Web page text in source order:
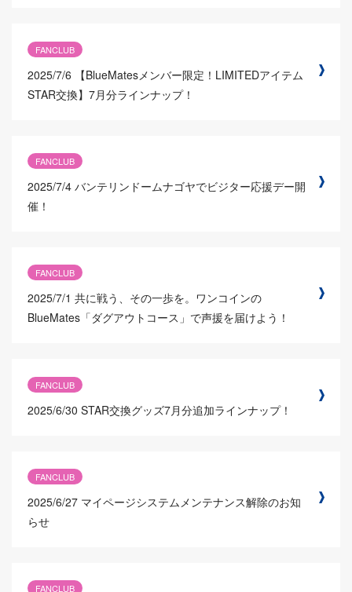
FANCLUB
2025/7/6
【BlueMatesメンバー限定！LIMITEDアイテム
STAR交換】7月分ラインナップ！
FANCLUB
2025/7/4 バンテリンドームナゴヤでビジター応援デー開
催！
FANCLUB
2025/7/1 共に戦う、その一歩を。ワンコインの
BlueMates「ダグアウトコース」で声援を届けよう！
FANCLUB
2025/6/30 STAR交換グッズ7月分追加ラインナップ！
FANCLUB
2025/6/27 マイページシステムメンテナンス解除のお知
らせ
FANCLUB